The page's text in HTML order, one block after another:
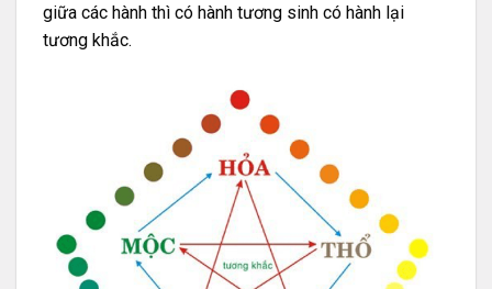
giữa các hành thì có hành tương sinh có hành lại
tương khắc.